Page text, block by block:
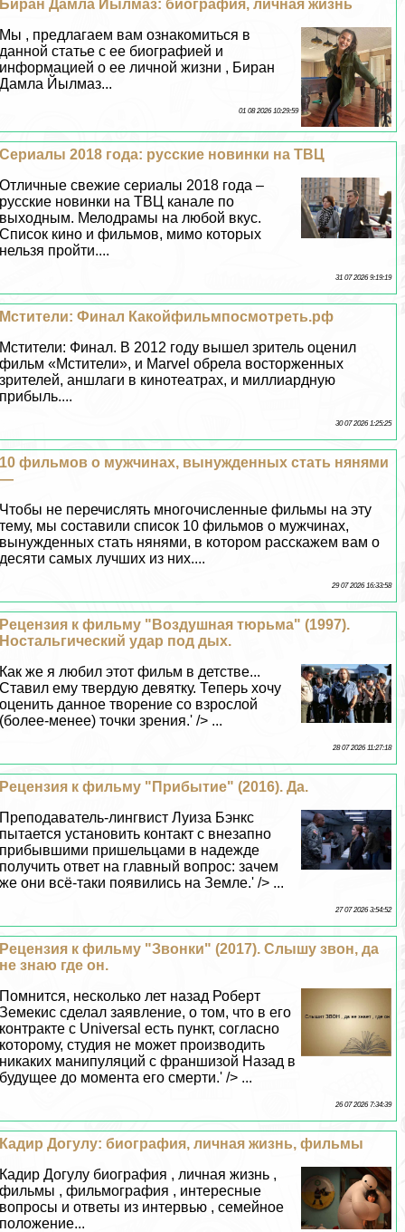
Биран Дамла Йылмаз: биография, личная жизнь
Мы , предлагаем вам ознакомиться в
данной статье с ее биографией и
информацией о ее личной жизни , Биран
Дамла Йылмаз...
01 08 2026 10:29:59
Сериалы 2018 года: русские новинки на ТВЦ
Отличные свежие сериалы 2018 года –
русские новинки на ТВЦ канале по
выходным. Мелодрамы на любой вкус.
Список кино и фильмов, мимо которых
нельзя пройти....
31 07 2026 9:19:19
Мстители: Финал Какойфильмпосмотреть.рф
Мстители: Финал. В 2012 году вышел зритель оценил
фильм «Мстители», и Marvel обрела восторженных
зрителей, аншлаги в кинотеатрах, и миллиардную
прибыль....
30 07 2026 1:25:25
10 фильмов о мужчинах, вынужденных стать нянями
—
Чтобы не перечислять многочисленные фильмы на эту
тему, мы составили список 10 фильмов о мужчинах,
вынужденных стать нянями, в котором расскажем вам о
десяти самых лучших из них....
29 07 2026 16:33:58
Рецензия к фильму "Воздушная тюрьма" (1997).
Ностальгический удар под дых.
Как же я любил этот фильм в детстве...
Ставил ему твердую девятку. Теперь хочу
оценить данное творение со взрослой
(более-менее) точки зрения.' /> ...
28 07 2026 11:27:18
Рецензия к фильму "Прибытие" (2016). Да.
Преподаватель-лингвист Луиза Бэнкс
пытается установить контакт с внезапно
прибывшими пришельцами в надежде
получить ответ на главный вопрос: зачем
же они всё-таки появились на Земле.' /> ...
27 07 2026 3:54:52
Рецензия к фильму "Звонки" (2017). Слышу звон, да
не знаю где он.
Помнится, несколько лет назад Роберт
Земекис сделал заявление, о том, что в его
контpaкте с Universal есть пункт, согласно
которому, студия не может производить
никаких манипуляций с франшизой Назад в
будущее до момента его cмepти.' /> ...
26 07 2026 7:34:39
Кадир Догулу: биография, личная жизнь, фильмы
Кадир Догулу биография , личная жизнь ,
фильмы , фильмография , интересные
вопросы и ответы из интервью , семейное
положение...